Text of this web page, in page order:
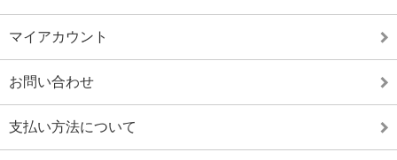
マイアカウント
お問い合わせ
支払い方法について